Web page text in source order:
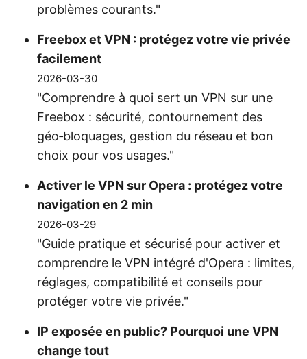
problèmes courants."
Freebox et VPN : protégez votre vie privée
facilement
2026-03-30
"Comprendre à quoi sert un VPN sur une
Freebox : sécurité, contournement des
géo‑bloquages, gestion du réseau et bon
choix pour vos usages."
Activer le VPN sur Opera : protégez votre
navigation en 2 min
2026-03-29
"Guide pratique et sécurisé pour activer et
comprendre le VPN intégré d'Opera : limites,
réglages, compatibilité et conseils pour
protéger votre vie privée."
IP exposée en public? Pourquoi une VPN
change tout